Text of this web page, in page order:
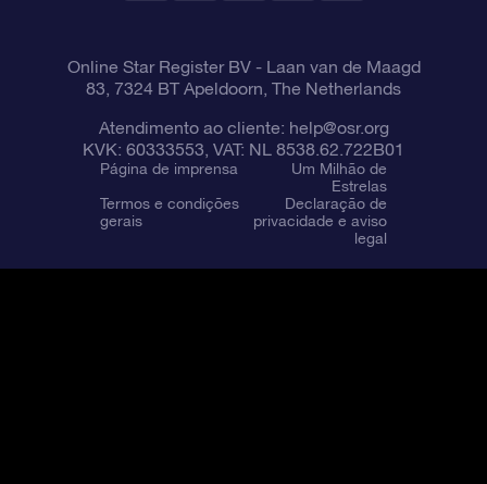
Online Star Register BV- Laan van de Maagd
83, 7324 BT Apeldoorn, The Netherlands
Atendimento ao cliente: help@osr.org
KVK: 60333553, VAT: NL 8538.62.722B01
Página de imprensa
Um Milhão de
Estrelas
Termos e condições
gerais
Declaração de
privacidade e aviso
legal